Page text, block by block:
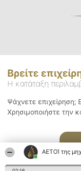
ΑΕΤΟΊ της
Βρείτε
Η κατάταξη
Ψάχνετε επιχείρηση;
Χρησιμοποιήστε την